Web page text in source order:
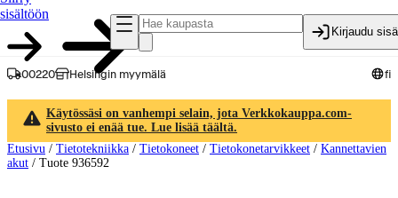
sisältöön
Kirjaudu
00220 Helsingin myymälä fi
Käytössäsi on vanhempi selain, jota Verkkokauppa.com-
sivusto ei enää tue. Lue lisää täältä.
Etusivu / Tietotekniikka / Tietokoneet / Tietokonetarvikkeet / Kannettavien
akut / Tuote 936592